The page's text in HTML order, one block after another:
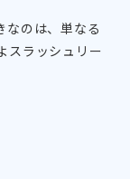
なのは、単なる
スラッシュリー